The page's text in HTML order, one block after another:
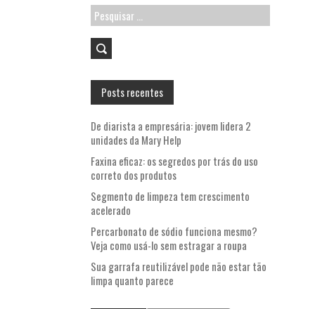
Pesquisar
por:
Posts recentes
De diarista a empresária: jovem lidera 2
unidades da Mary Help
Faxina eficaz: os segredos por trás do uso
correto dos produtos
Segmento de limpeza tem crescimento
acelerado
Percarbonato de sódio funciona mesmo?
Veja como usá-lo sem estragar a roupa
Sua garrafa reutilizável pode não estar tão
limpa quanto parece